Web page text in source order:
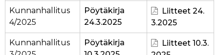
Kunnanhallitus
4/2025
Pöytäkirja
24.3.2025
Liitteet 24.
3.2025
Kunnanhallitus
Pöytäkirja
Liitteet 10.3.